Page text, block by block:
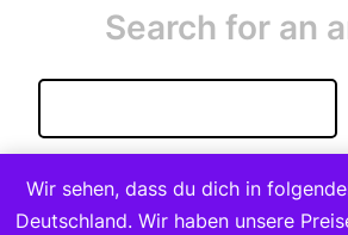
Search for an
Wir sehen, dass du dich in
Deutschland. Wir haben unsere